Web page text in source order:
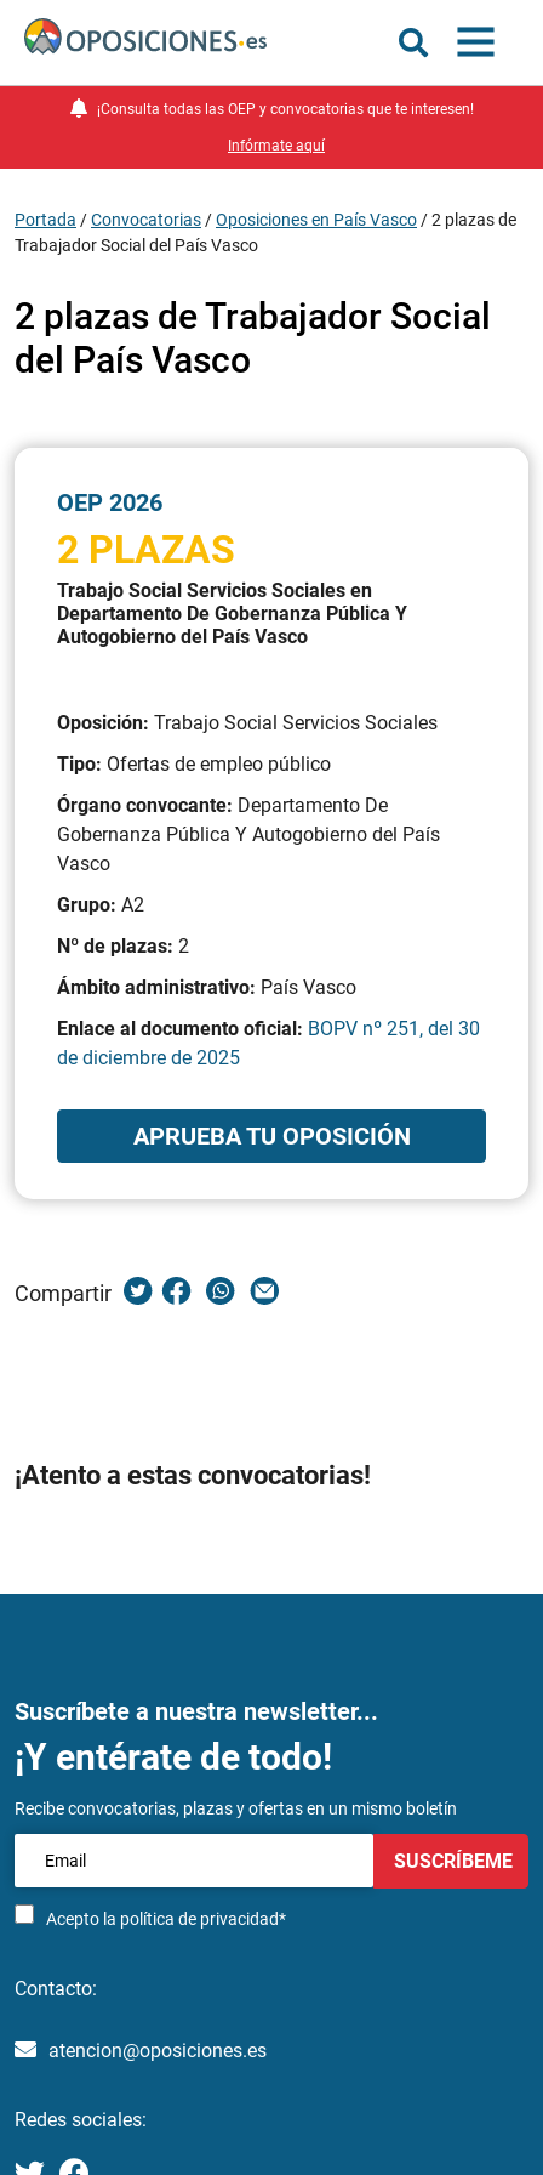
¡Consulta todas las OEP y convocatorias que te interesen!
Infórmate aquí
Portada /Convocatorias /Oposiciones en País Vasco /2 plazas de
Trabajador Social del País Vasco
2 plazas de Trabajador Social
del País Vasco
OEP 2026
2 PLAZAS
Trabajo Social Servicios Sociales en
Departamento De Gobernanza Pública Y
Autogobierno del País Vasco
Oposición: Trabajo Social Servicios Sociales
Tipo: Ofertas de empleo público
Órgano convocante: Departamento De
Gobernanza Pública Y Autogobierno del País
Vasco
Grupo: A2
Nº de plazas: 2
Ámbito administrativo: País Vasco
Enlace al documento oficial: BOPV nº 251, del 30
de diciembre de 2025
APRUEBA TU OPOSICIÓN
Compartir
¡Atento a estas convocatorias!
Suscríbete a nuestra newsletter...
¡Y entérate de todo!
Recibe convocatorias, plazas y ofertas en un mismo boletín
Acepto la política de privacidad*
SUSCRÍBEME
Contacto:
atencion@oposiciones.es
Redes sociales: